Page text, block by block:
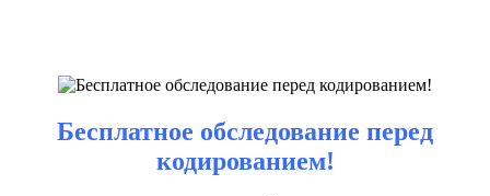
Бесплатное обследование перед
кодированием!